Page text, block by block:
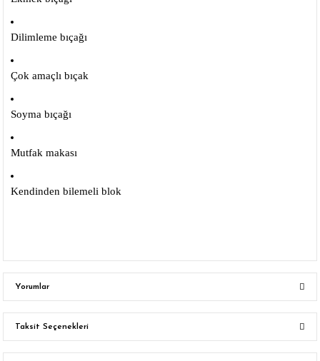
Dilimleme bıçağı
Çok amaçlı bıçak
Soyma bıçağı
Mutfak makası
Kendinden bilemeli blok
Yorumlar
Bu ürüne ilk yorumu siz yapın!
Taksit Seçenekleri